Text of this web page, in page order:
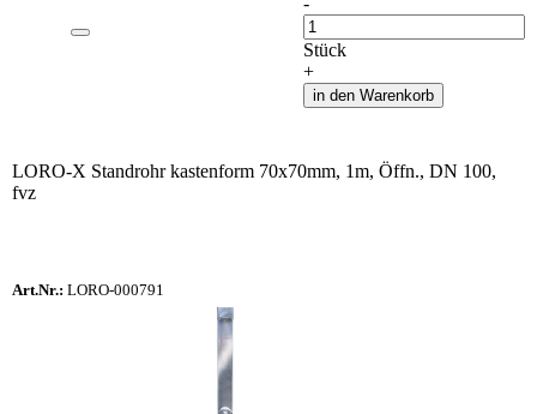
Anzahl
Stück
+
in den Warenkorb
LORO-X Standrohr kastenform 70x70mm, 1m, Öffn., DN 100,
fvz
Art.Nr.: LORO-000791